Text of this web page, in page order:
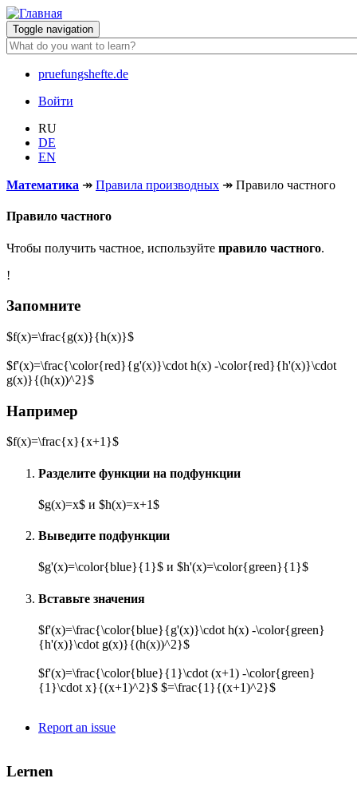
Перейти
к
основному
содержанию
Toggle navigation
Hauptnavigation
pruefungshefte.de
Benutzermenü
Войти
RU
DE
EN
Математика ↠ Правила производных ↠ Правило частного
Правило частного
Чтобы получить частное, используйте правило частного.
!
Запомните
$f(x)=\frac{g(x)}{h(x)}$
$f'(x)=\frac{\color{red}{g'(x)}\cdot h(x) -\color{red}{h'(x)}\cdot
g(x)}{(h(x))^2}$
Например
$f(x)=\frac{x}{x+1}$
Разделите функции на подфункции
$g(x)=x$ и $h(x)=x+1$
Выведите подфункции
$g'(x)=\color{blue}{1}$ и $h'(x)=\color{green}{1}$
Вставьте значения
$f'(x)=\frac{\color{blue}{g'(x)}\cdot h(x) -\color{green}
{h'(x)}\cdot g(x)}{(h(x))^2}$
$f'(x)=\frac{\color{blue}{1}\cdot (x+1) -\color{green}
{1}\cdot x}{(x+1)^2}$ $=\frac{1}{(x+1)^2}$
Report an issue
Lernen